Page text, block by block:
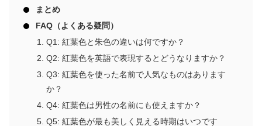
まとめ
FAQ（よくある疑問）
Q1: 紅葉色と朱色の違いは何ですか？
Q2: 紅葉色を英語で表現するとどうなりますか？
Q3: 紅葉色を使った名前で人気なものはあります
か？
Q4: 紅葉色は男性の名前にも使えますか？
Q5: 紅葉色が最も美しく見える時期はいつです